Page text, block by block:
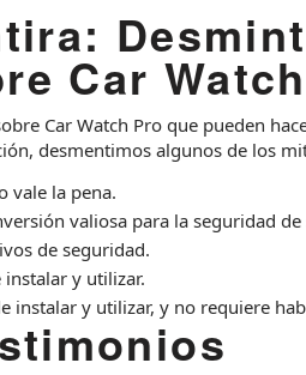
Car
Car Watch Pro que pueden
desmentimos algunos de los
vale la pena.
valiosa para la seguridad
de seguridad.
y utilizar.
instalar y utilizar, y no requiere